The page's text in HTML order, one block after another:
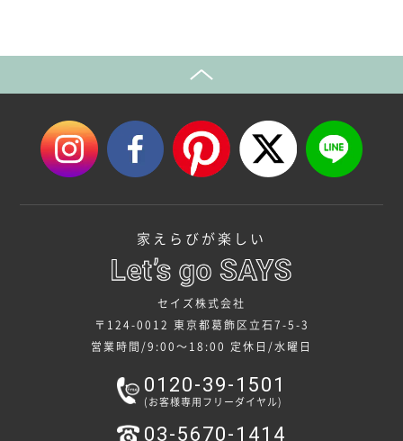
家えらびが楽しい
セイズ株式会社
〒124-0012 東京都葛飾区立石7-5-3
営業時間/9:00～18:00 定休日/水曜日
0120-39-1501
(お客様専用フリーダイヤル)
03-5670-1414